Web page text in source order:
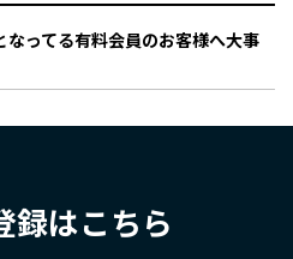
ってる有料会員のお客様へ大事
録はこちら